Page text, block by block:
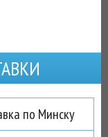
по Минску